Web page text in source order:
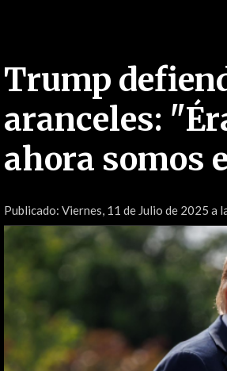
Trump
aranceles:
ahora somos
Publicado: Viernes, 11 de Julio de 2025 a